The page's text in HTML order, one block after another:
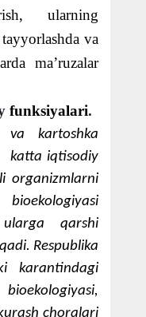
ularning
va
ma’ruzalar
funksiyalari.
va kartoshka
katta iqtisodiy
organizmlarni
qarshi
Respublika
karantindagi
choralari